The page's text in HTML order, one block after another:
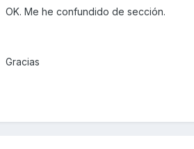
OK. Me he confundido de sección.
Gracias